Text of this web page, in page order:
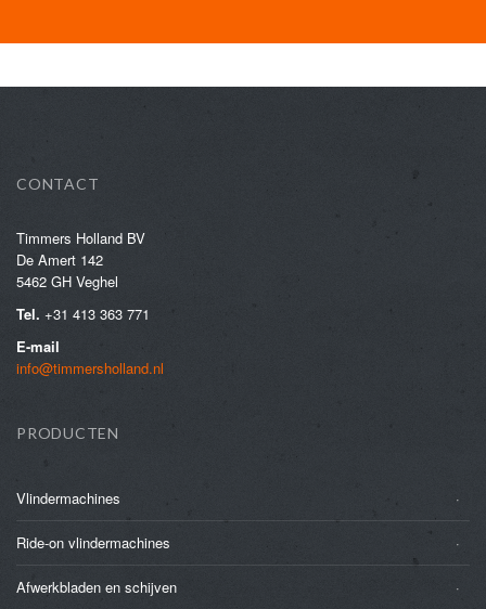
CONTACT
Timmers Holland BV
De Amert 142
5462 GH Veghel
Tel. +31 413 363 771
E-mail
info@timmersholland.nl
PRODUCTEN
Vlindermachines
Ride-on vlindermachines
Afwerkbladen en schijven